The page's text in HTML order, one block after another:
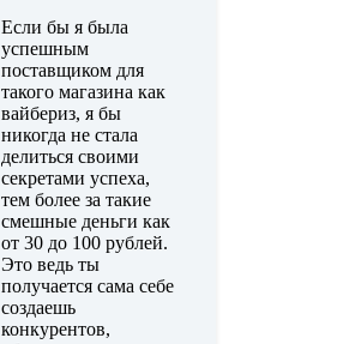
Если бы я была
успешным
поставщиком для
такого магазина как
вайбериз, я бы
никогда не стала
делиться своими
секретами успеха,
тем более за такие
смешные деньги как
от 30 до 100 рублей.
Это ведь ты
получается сама себе
создаешь
конкурентов,